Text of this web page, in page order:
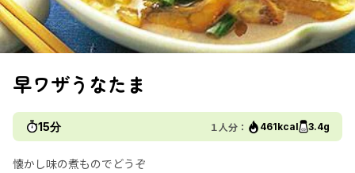
早ワザうなたま
15分 １人分： 461kcal 3.4g
懐かし味の煮ものでどうぞ